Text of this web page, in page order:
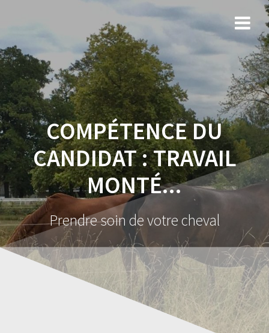
COMPÉTENCE DU
CANDIDAT :TRAVAIL
MONTÉ...
Prendre soin de votre cheval